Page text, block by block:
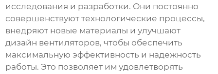
исследования и разработки. Они постоянно
совершенствуют технологические процессы,
внедряют новые материалы и улучшают
дизайн вентиляторов, чтобы обеспечить
максимальную эффективность и надежность
работы. Это позволяет им удовлетворять